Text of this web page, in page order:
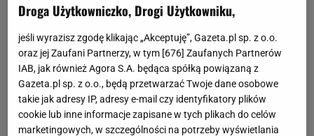
Droga Użytkowniczko, Drogi Użytkowniku,
jeśli wyrazisz zgodę klikając „Akceptuję”, Gazeta.pl sp. z o.o.
oraz jej Zaufani Partnerzy, w tym [676] Zaufanych Partnerów
IAB, jak również Agora S.A. będąca spółką powiązaną z
Gazeta.pl sp. z o.o., będą przetwarzać Twoje dane osobowe
takie jak adresy IP, adresy e-mail czy identyfikatory plików
cookie lub inne informacje zapisane w tych plikach do celów
marketingowych, w szczególności na potrzeby wyświetlania